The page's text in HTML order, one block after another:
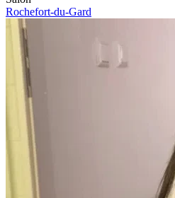
Rochefort-du-Gard